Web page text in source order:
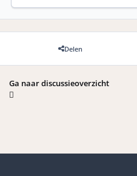
Delen
Ga naar discussieoverzicht